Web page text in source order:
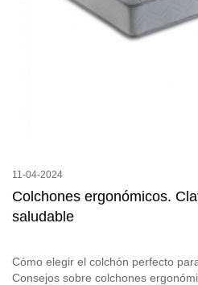
11-04-2024
Colchones ergonómicos.
saludable
Cómo elegir el colchón perfecto
Consejos sobre colchones